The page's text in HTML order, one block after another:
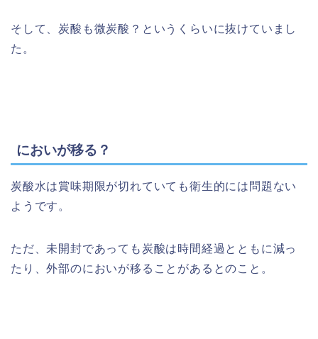
そして、炭酸も微炭酸？というくらいに抜けていまし
た。
においが移る？
炭酸水は賞味期限が切れていても衛生的には問題ない
ようです。
ただ、未開封であっても炭酸は時間経過とともに減っ
たり、外部のにおいが移ることがあるとのこと。